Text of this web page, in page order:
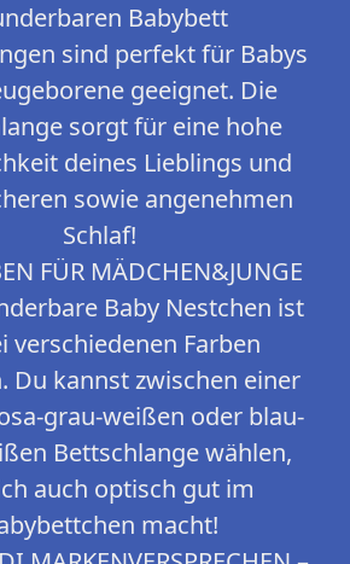
Babybett
sind perfekt für Babys
geeignet. Die
sorgt für eine hohe
deines Lieblings und
sowie angenehmen
Schlaf!
FÜR MÄDCHEN&JUNGE
Baby Nestchen ist
verschiedenen Farben
Du kannst zwischen einer
grau-weißen oder blau-
Bettschlange wählen,
auch optisch gut im
macht!